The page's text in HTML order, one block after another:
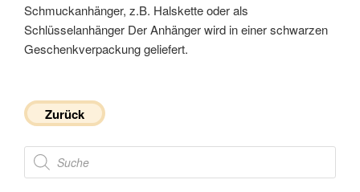
Schmuckanhänger, z.B. Halskette oder als
Schlüsselanhänger Der Anhänger wird in einer schwarzen
Geschenkverpackung geliefert.
Zurück
Products
search